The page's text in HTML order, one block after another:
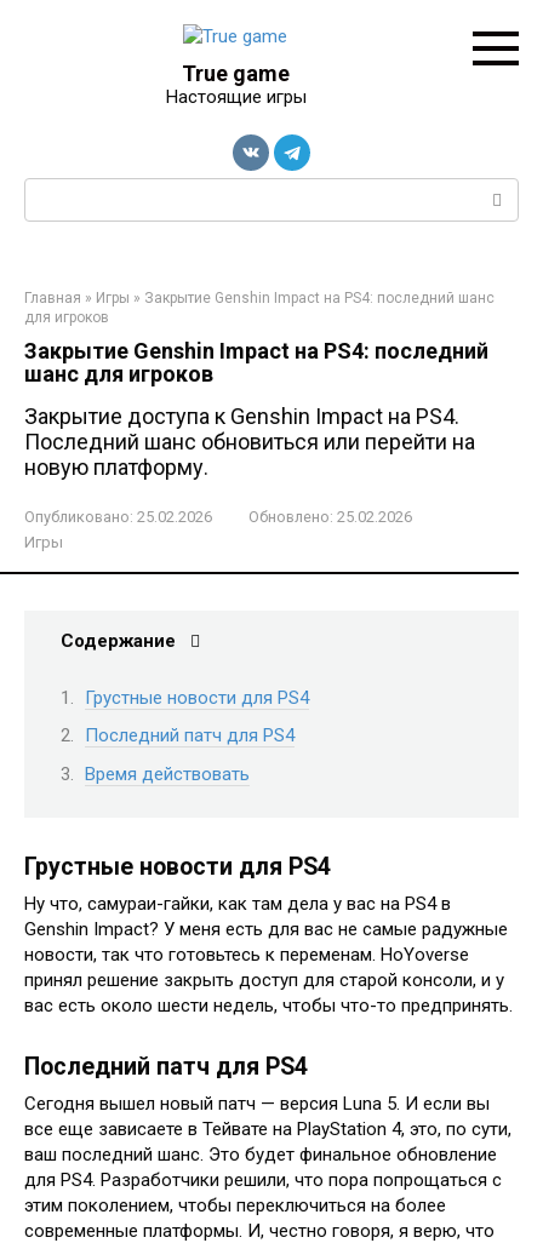
True game
Настоящие игры
Поиск:
Главная » Игры » Закрытие Genshin Impact на PS4: последний шанс
для игроков
Закрытие Genshin Impact на PS4: последний
шанс для игроков
Закрытие доступа к Genshin Impact на PS4.
Последний шанс обновиться или перейти на
новую платформу.
Опубликовано: 25.02.2026 Обновлено: 25.02.2026
Игры
Содержание
Грустные новости для PS4
Последний патч для PS4
Время действовать
Грустные новости для PS4
Ну что, самураи-гайки, как там дела у вас на PS4 в
Genshin Impact? У меня есть для вас не самые радужные
новости, так что готовьтесь к переменам. HoYoverse
принял решение закрыть доступ для старой консоли, и у
вас есть около шести недель, чтобы что-то предпринять.
Последний патч для PS4
Сегодня вышел новый патч — версия Luna 5. И если вы
все еще зависаете в Тейвате на PlayStation 4, это, по сути,
ваш последний шанс. Это будет финальное обновление
для PS4. Разработчики решили, что пора попрощаться с
этим поколением, чтобы переключиться на более
современные платформы. И, честно говоря, я верю, что